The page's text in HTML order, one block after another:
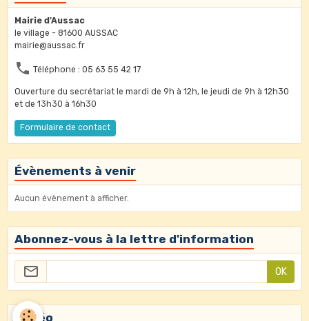
Mairie d'Aussac
le village - 81600 AUSSAC
mairie@aussac.fr
Téléphone : 05 63 55 42 17
Ouverture du secrétariat le mardi de 9h à 12h, le jeudi de 9h à 12h30
et de 13h30 à 16h30
Formulaire de contact
Évènements à venir
Aucun évènement à afficher.
Abonnez-vous à la lettre d'information
OK
Météo